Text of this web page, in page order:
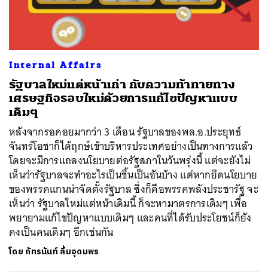
Internal Affairs
รัฐบาลใหม่แต่หน้าเก่า กับความท้าทายทาง
เศรษฐกิจรอบใหม่ด้วยการแก้ไขปัญหาแบบ
เดิมๆ
หลังจากรอคอยมากว่า 3 เดือน รัฐบาลของพล.อ.ประยุทธ์
จันทร์โอชาก็ได้ฤกษ์เข้าบริหารประเทศอย่างเป็นทางการแล้ว
โดยจะมีการแถลงนโยบายต่อรัฐสภาในวันพรุ่งนี้ แต่จะยังไม่
เห็นว่ารัฐบาลจะทำอะไรเป็นชิ้นเป็นอันบ้าง แต่หากยึดนโยบาย
ของพรรคแกนนำจัดตั้งรัฐบาล ซึ่งก็คือพรรคพลังประชารัฐ จะ
เห็นว่า รัฐบาลใหม่แต่หน้าเดิมนี้ ก็จะหามาตรการเดิมๆ เพื่อ
พยายามแก้ไขปัญหาแบบเดิมๆ และคนที่ได้รับประโยชน์ก็ยัง
คงเป็นคนเดิมๆ อีกเช่นกัน
โดย ภัทรนันท์ ลิ้มอุดมพร